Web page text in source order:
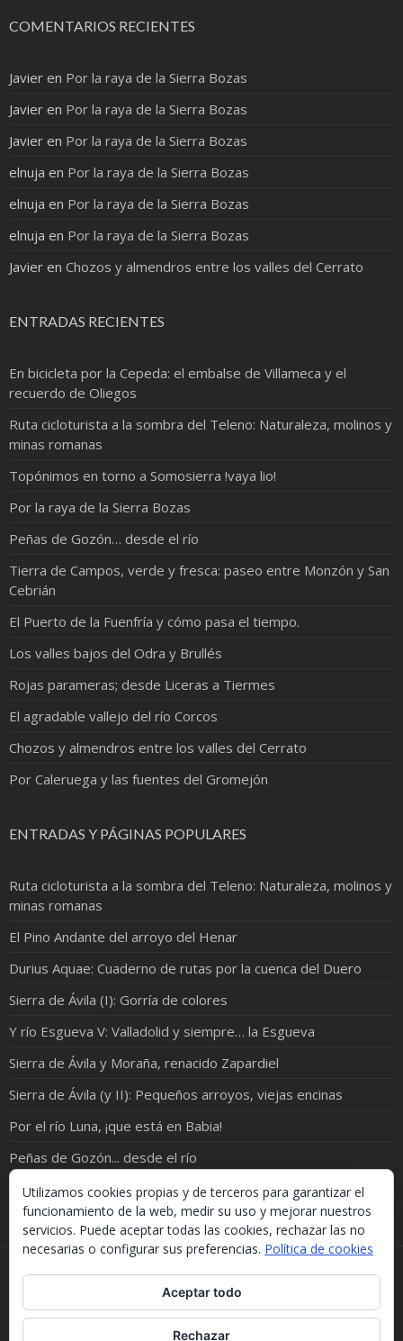
COMENTARIOS RECIENTES
Javier en Por la raya de la Sierra Bozas
Javier en Por la raya de la Sierra Bozas
Javier en Por la raya de la Sierra Bozas
elnuja en Por la raya de la Sierra Bozas
elnuja en Por la raya de la Sierra Bozas
elnuja en Por la raya de la Sierra Bozas
Javier en Chozos y almendros entre los valles del Cerrato
ENTRADAS RECIENTES
En bicicleta por la Cepeda: el embalse de Villameca y el
recuerdo de Oliegos
Ruta cicloturista a la sombra del Teleno: Naturaleza, molinos y
minas romanas
Topónimos en torno a Somosierra !vaya lio!
Por la raya de la Sierra Bozas
Peñas de Gozón… desde el río
Tierra de Campos, verde y fresca: paseo entre Monzón y San
Cebrián
El Puerto de la Fuenfría y cómo pasa el tiempo.
Los valles bajos del Odra y Brullés
Rojas parameras; desde Liceras a Tiermes
El agradable vallejo del río Corcos
Chozos y almendros entre los valles del Cerrato
Por Caleruega y las fuentes del Gromejón
ENTRADAS Y PÁGINAS POPULARES
Ruta cicloturista a la sombra del Teleno: Naturaleza, molinos y
minas romanas
El Pino Andante del arroyo del Henar
Durius Aquae: Cuaderno de rutas por la cuenca del Duero
Sierra de Ávila (I): Gorría de colores
Y río Esgueva V: Valladolid y siempre… la Esgueva
Sierra de Ávila y Moraña, renacido Zapardiel
Sierra de Ávila (y II): Pequeños arroyos, viejas encinas
Por el río Luna, ¡que está en Babia!
Peñas de Gozón... desde el río
El bajo Corneja: molinos y berrocales
Si necesitas algo de este blog puedes cogerlo, lo único
que te pido es que menciones la procedencia. Gracias.
Should you need something from this blog, just take it.
The only thing I'd ask you is to mention this site. Many
Utilizamos cookies propias y de terceros para garantizar el
funcionamiento de la web, medir su uso y mejorar nuestros
servicios. Puede aceptar todas las cookies, rechazar las no
necesarias o configurar sus preferencias. Política de cookies
Aceptar todo
Rechazar